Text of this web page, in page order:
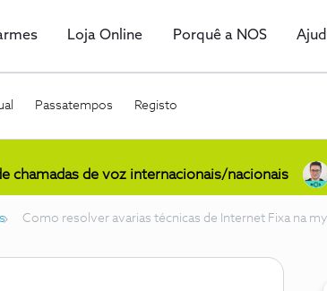
Loja Online Porquê a NOS
Passatempos Registo
chamadas de voz internacionais/nacionais
Como resolver avarias técnicas de Internet Fixa na